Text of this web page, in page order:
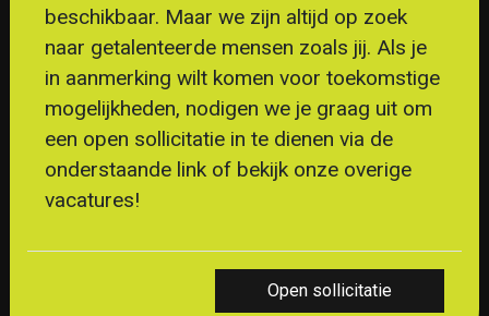
GESOLLICITEERD
beschikbaar. Maar we zijn altijd op zoek
naar getalenteerde mensen zoals jij. Als je
in aanmerking wilt komen voor toekomstige
mogelijkheden, nodigen we je graag uit om
een open sollicitatie in te dienen via de
onderstaande link of bekijk onze overige
vacatures!
Open sollicitatie